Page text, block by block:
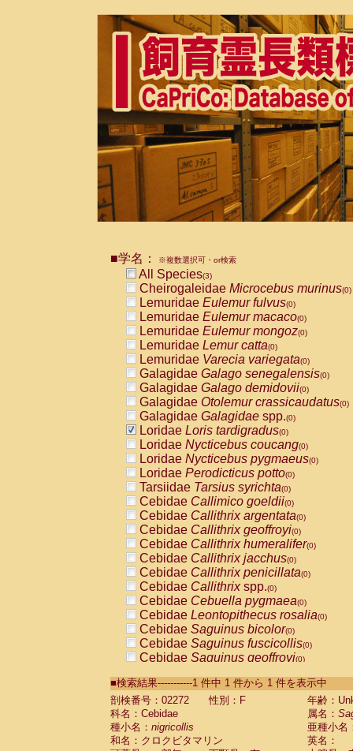
■学名： ※複数選択可・or検索
All Species(3)
Cheirogaleidae Microcebus murinus(0)
Lemuridae Eulemur fulvus(0)
Lemuridae Eulemur macaco(0)
Lemuridae Eulemur mongoz(0)
Lemuridae Lemur catta(0)
Lemuridae Varecia variegata(0)
Galagidae Galago senegalensis(0)
Galagidae Galago demidovii(0)
Galagidae Otolemur crassicaudatus(0)
Galagidae Galagidae spp.(0)
Loridae Loris tardigradus(0)
Loridae Nycticebus coucang(0)
Loridae Nycticebus pygmaeus(0)
Loridae Perodicticus potto(0)
Tarsiidae Tarsius syrichta(0)
Cebidae Callimico goeldii(0)
Cebidae Callithrix argentata(0)
Cebidae Callithrix geoffroyi(0)
Cebidae Callithrix humeralifer(0)
Cebidae Callithrix jacchus(0)
Cebidae Callithrix penicillata(0)
Cebidae Callithrixspp.(0)
Cebidae Cebuella pygmaea(0)
Cebidae Leontopithecus rosalia(0)
Cebidae Saguinus bicolor(0)
Cebidae Saguinus fuscicollis(0)
Cebidae Saguinus geoffroyi(0)
CebidaeSaguinus labiatus(0)
Cebidae Saguinus leucopus (0)
Cebidae
CebidaeSaguinus mystax
CebidaeSaguinus nigricollis (1)
■検索結果-----------1 件中 1 件から 1 件を表示中
剖検番号：02272
性別：F
年齢：
科名：Cebidae
属名：
種小名： nigricollis
亜種小名
和名：クロクビタマリン
英名：